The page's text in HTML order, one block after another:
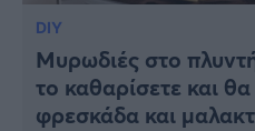
DIY
Μυρωδιές στο
το καθαρίσετε και
φρεσκάδα και